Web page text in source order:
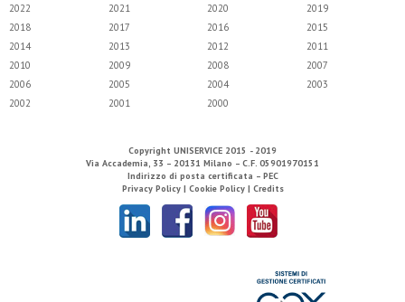
2022
2021 2020
2019
2018
2017 2016
2015
2014
2013 2012
2011
2010
2009 2008
2007
2006
2005 2004
2003
2002
2001 2000
Copyright UNISERVICE 2015 - 2019
Via Accademia, 33 – 20131 Milano – C.F. 05901970151
Indirizzo di posta certificata – PEC
Privacy Policy | Cookie Policy | Credits